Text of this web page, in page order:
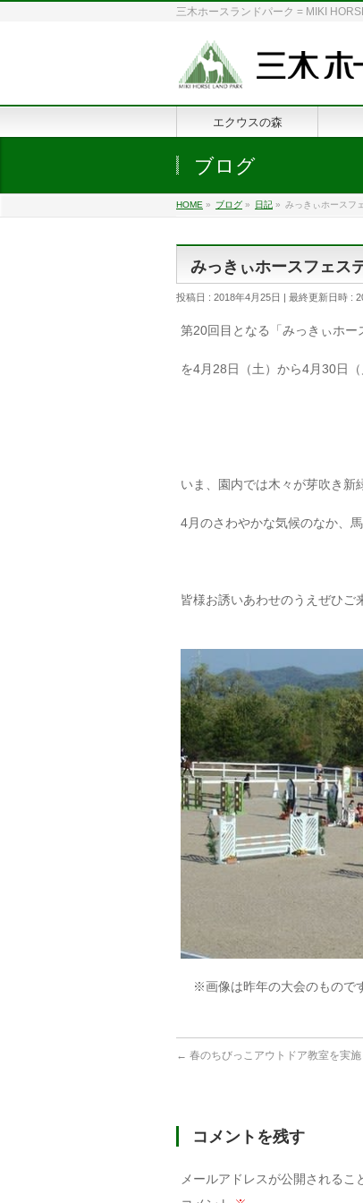
三木ホースランドパーク = MIKI
エクウスの森
ブログ
HOME » ブログ » 日記 » みっきぃホースフ
みっきぃホースフェス
投稿日 : 2018年4月25日 最終更新日時 :
第20回目となる「みっきぃホー
を4月28日（土）から4月30日（
いま、園内では木々が芽吹き新
4月のさわやかな気候のなか、
皆様お誘いあわせのうえぜひご
※画像は昨年の大会のもので
← 春のちびっこアウトドア教室を実
コメントを残す
メールアドレスが公開されるこ